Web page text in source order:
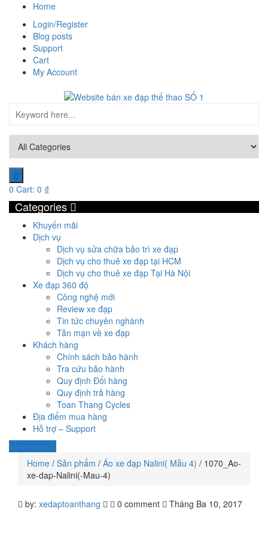
Home
Login/Register
Blog posts
Support
Cart
My Account
0 Cart: 0 ₫
Categories
Khuyến mãi
Dịch vụ
Dịch vụ sửa chữa bảo trì xe đạp
Dịch vụ cho thuê xe đạp tại HCM
Dịch vụ cho thuê xe đạp Tại Hà Nội
Xe đạp 360 độ
Công nghệ mới
Review xe đạp
Tin tức chuyên nghành
Tản mạn về xe đạp
Khách hàng
Chính sách bảo hành
Tra cứu bảo hành
Quy định Đổi hàng
Quy định trả hàng
Toan Thang Cycles
Địa điểm mua hàng
Hỗ trợ – Support
Home / Sản phẩm / Áo xe đạp Nalini( Mẫu 4) / 1070_Ao-
xe-dap-Nalini(-Mau-4)
1070_AO-
by: xedaptoanthang 0 comment Tháng Ba 10, 2017